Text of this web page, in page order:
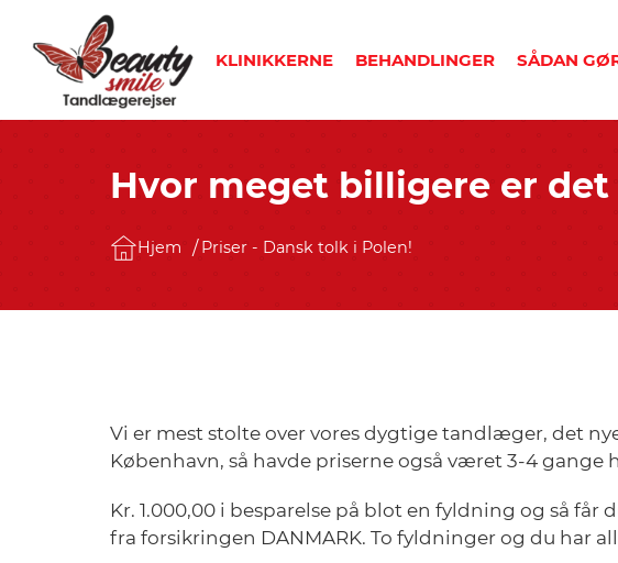
KLINIKKERNE BEHANDLINGER SÅDAN
Hvor meget billigere er
Hjem Priser - Dansk tolk i Polen!
Vi er mest stolte over vores dygtige tandlæger, det
København, så havde priserne også været 3-4
Kr. 1.000,00 i besparelse på blot en fyldning og så får
fra forsikringen DANMARK. To fyldninger og du har